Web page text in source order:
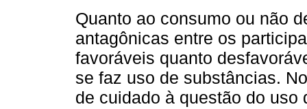
Quanto ao consumo ou não
antagônicas entre os
favoráveis quanto
se faz uso de substâncias.
de cuidado à questão do